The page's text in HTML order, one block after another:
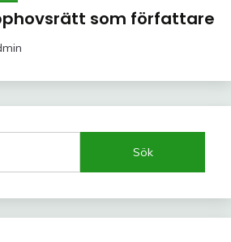
som författare